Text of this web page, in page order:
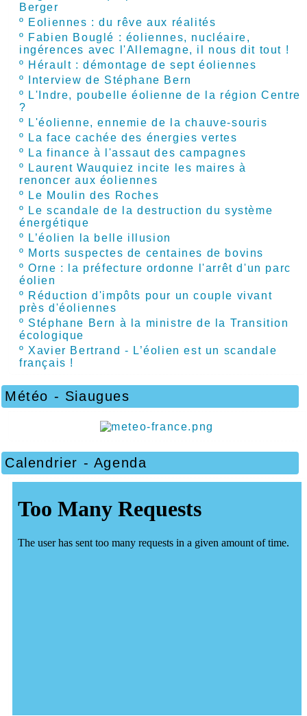
Berger
º Eoliennes : du rêve aux réalités
º Fabien Bouglé : éoliennes, nucléaire,
ingérences avec l'Allemagne, il nous dit tout !
º Hérault : démontage de sept éoliennes
º
Interview de Stéphane Bern
º L'Indre, poubelle éolienne de la région Centre
?
º L'éolienne, ennemie de la chauve-souris
º La face cachée des énergies vertes
º La finance à l'assaut des campagnes
º Laurent Wauquiez incite les maires à
renoncer aux éoliennes
º Le Moulin des Roches
º Le scandale de la destruction du système
énergétique
º L’éolien la belle illusion
º Morts suspectes de centaines de bovins
ºOrne : la préfecture ordonne l'arrêt d'un parc
éolien
º Réduction d'impôts pour un couple vivant
près d'éoliennes
º Stéphane Bern à la ministre de la Transition
écologique
º Xavier Bertrand - L’éolien est un scandale
français !
Météo - Siaugues
Calendrier - Agenda